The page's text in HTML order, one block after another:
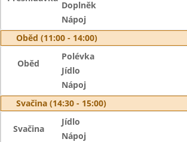
Doplněk
Nápoj
Oběd (11:00 - 14:00)
Oběd
Polévka
Jídlo
Nápoj
Svačina (14:30 - 15:00)
Svačina
Jídlo
Nápoj